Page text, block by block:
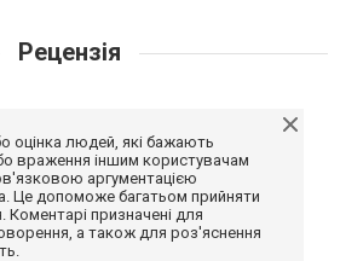
Рецензія
оцінка людей, які бажають
враження іншим користувачам
аргументацією
Це допоможе багатьом прийняти
Коментарі призначені для
а також для роз'яснення